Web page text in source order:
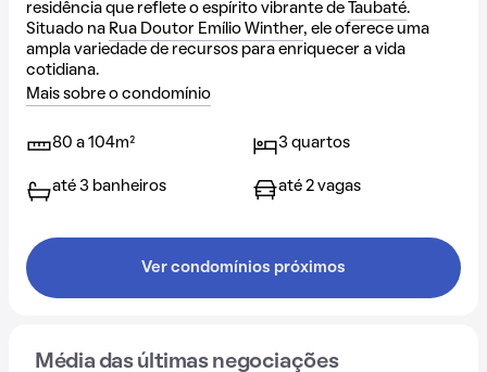
residência que reflete o espírito vibrante de
Taubaté.
Situado na Rua Doutor Emílio Winther, ele oferece uma
ampla variedade de recursos para enriquecer a vida
cotidiana.
Mais sobre o condomínio
80 a 104m² 3 quartos
até 3 banheiros até 2 vagas
Ver condomínios próximos
Média das últimas negociações